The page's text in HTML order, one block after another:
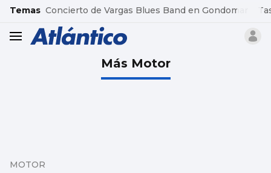
common.go-to-content
Temas Concierto de Vargas Blues Band en Gondomar
header.menu.open
Más Motor
MOTOR